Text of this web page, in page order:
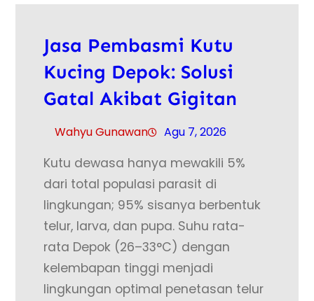
Jasa Pembasmi Kutu
Kucing Depok: Solusi
Gatal Akibat Gigitan
Wahyu Gunawan Agu 7, 2026
Kutu dewasa hanya mewakili 5%
dari total populasi parasit di
lingkungan; 95% sisanya berbentuk
telur, larva, dan pupa. Suhu rata-
rata Depok (26–33°C) dengan
kelembapan tinggi menjadi
lingkungan optimal penetasan telur